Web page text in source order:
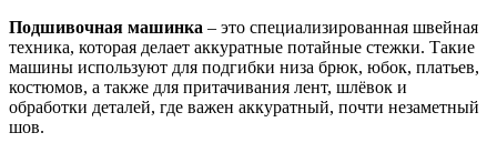
Подшивочная машинка – это специализированная швейная
техника, которая делает аккуратные потайные стежки. Такие
машины используют для подгибки низа брюк, юбок, платьев,
костюмов, а также для притачивания лент, шлёвок и
обработки деталей, где важен аккуратный, почти незаметный
шов.